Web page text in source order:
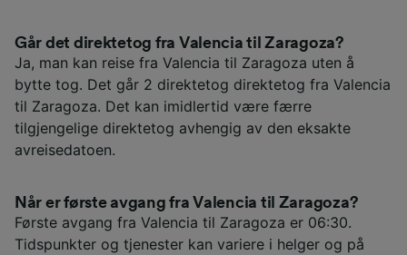
Går det direktetog fra Valencia til Zaragoza?
Ja, man kan reise fra Valencia til Zaragoza uten å
bytte tog. Det går 2 direktetog direktetog fra Valencia
til Zaragoza. Det kan imidlertid være færre
tilgjengelige direktetog avhengig av den eksakte
avreisedatoen.
Når er første avgang fra Valencia til Zaragoza?
Første avgang fra Valencia til Zaragoza er 06:30.
Tidspunkter og tjenester kan variere i helger og på